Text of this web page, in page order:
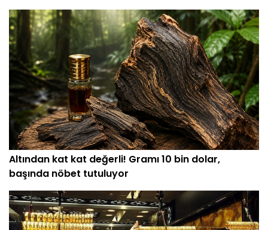
Altından kat kat değerli! Gramı 10 bin dolar,
başında nöbet tutuluyor